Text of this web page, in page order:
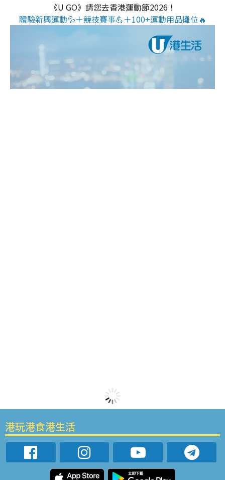
《U GO》請您去香港運動節2026！
體驗新興運動💦＋競技賽事💪＋100+運動用品攤位🔥
港玩港食港生活